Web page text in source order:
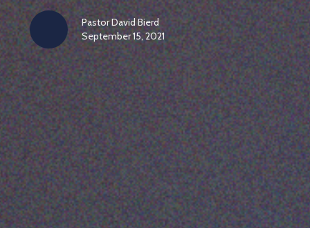
Pastor David Bierd
September 15, 2021